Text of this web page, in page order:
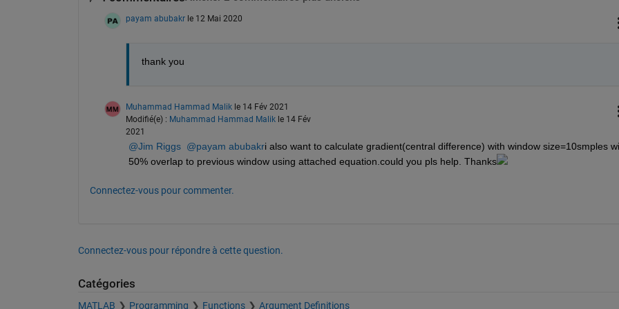
payam abubakr le 12 Mai 2020
thank you
Muhammad Hammad Malik le 14 Fév 2021
Modifié(e) : Muhammad Hammad Malik le 14 Fév
2021
@Jim Riggs @payam abubakri also want to calculate gradient(central difference) with window size=10smples
50% overlap to previous window using attached equation.could you pls help. Thanks
Connectez-vous pour commenter.
Connectez-vous pour répondre à cette question.
Catégories
MATLAB Programming Functions Argument Definitions